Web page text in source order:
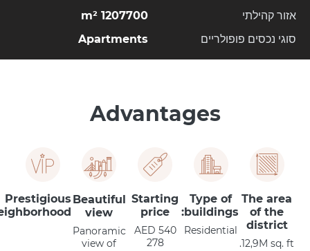
אזור קהילתי
1207700 m²
סוגי נכסים פופולריים
Apartments
Advantages
The area
of the
district
12,9M sq. ft.
Type of
buildings:
Residential
Starting
price
AED 540
278
Beautiful
view
Panoramic
view of
Prestigious